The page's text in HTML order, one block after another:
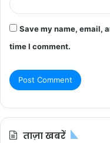
Save my name, email,
time I comment.
ताज़ा खबरें